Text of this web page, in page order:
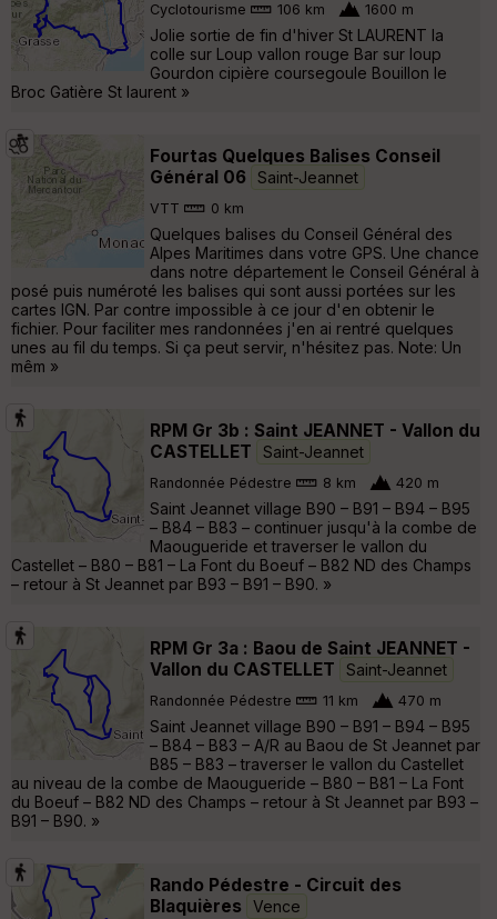
Cyclotourisme 106 km 1600 m
Jolie sortie de fin d'hiver St LAURENT la
colle sur Loup vallon rouge Bar sur loup
Gourdon cipière coursegoule Bouillon le
Broc Gatière St laurent »
Fourtas Quelques Balises Conseil
Général 06
Saint-Jeannet
VTT 0 km
Quelques balises du Conseil Général des
Alpes Maritimes dans votre GPS. Une chance
dans notre département le Conseil Général à
posé puis numéroté les balises qui sont aussi portées sur les
cartes IGN. Par contre impossible à ce jour d'en obtenir le
fichier. Pour faciliter mes randonnées j'en ai rentré quelques
unes au fil du temps. Si ça peut servir, n'hésitez pas. Note: Un
mêm »
RPM Gr 3b : Saint JEANNET - Vallon du
CASTELLET
Saint-Jeannet
Randonnée Pédestre 8 km 420 m
Saint Jeannet village B90 – B91 – B94 – B95
– B84 – B83 – continuer jusqu'à la combe de
Maougueride et traverser le vallon du
Castellet – B80 – B81 – La Font du Boeuf – B82 ND des Champs
– retour à St Jeannet par B93 – B91 – B90. »
RPM Gr 3a : Baou de Saint JEANNET -
Vallon du CASTELLET
Saint-Jeannet
Randonnée Pédestre 11 km 470 m
Saint Jeannet village B90 – B91 – B94 – B95
– B84 – B83 – A/R au Baou de St Jeannet par
B85 – B83 – traverser le vallon du Castellet
au niveau de la combe de Maougueride – B80 – B81 – La Font
du Boeuf – B82 ND des Champs – retour à St Jeannet par B93 –
B91 – B90. »
Rando Pédestre - Circuit des
Blaquières
Vence